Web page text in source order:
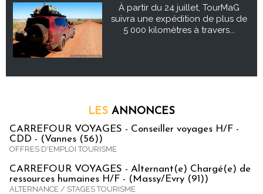
À partir du 24 juillet, TourMaG
suivra une expédition de plus de
5 000 kilomètres à travers...
LES ANNONCES
CARREFOUR VOYAGES - Conseiller voyages H/F -
CDD - (Vannes (56))
OFFRES D'EMPLOI TOURISME
CARREFOUR VOYAGES - Alternant(e) Chargé(e) de
ressources humaines H/F - (Massy/Evry (91))
ALTERNANCE / STAGES TOURISME